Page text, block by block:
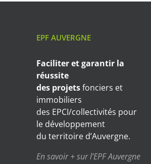
EPF AUVERGNE
Faciliter et garantir la
réussite
des projetsfonciers et
immobiliers
des EPCI/collectivités pour
le développement
du territoire d’Auvergne.
En savoir + sur l’EPF Auvergne